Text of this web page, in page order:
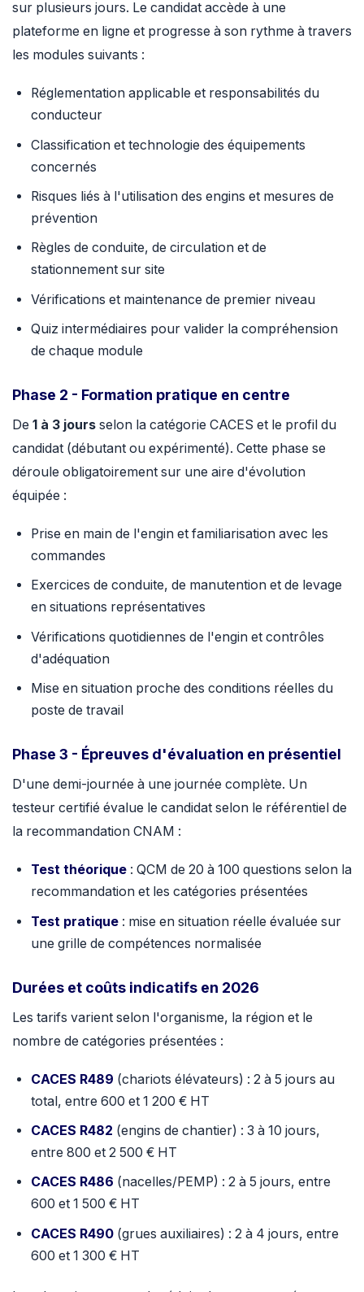
sur plusieurs jours. Le candidat accède à une
plateforme en ligne et progresse à son rythme à travers
les modules suivants :
Réglementation applicable et responsabilités du
conducteur
Classification et technologie des équipements
concernés
Risques liés à l'utilisation des engins et mesures de
prévention
Règles de conduite, de circulation et de
stationnement sur site
Vérifications et maintenance de premier niveau
Quiz intermédiaires pour valider la compréhension
de chaque module
Phase 2 - Formation pratique en centre
De 1 à 3 jours selon la catégorie CACES et le profil du
candidat (débutant ou expérimenté). Cette phase se
déroule obligatoirement sur une aire d'évolution
équipée :
Prise en main de l'engin et familiarisation avec les
commandes
Exercices de conduite, de manutention et de levage
en situations représentatives
Vérifications quotidiennes de l'engin et contrôles
d'adéquation
Mise en situation proche des conditions réelles du
poste de travail
Phase 3 - Épreuves d'évaluation en présentiel
D'une demi-journée à une journée complète. Un
testeur certifié évalue le candidat selon le référentiel de
la recommandation CNAM :
Test théorique: QCM de 20 à 100 questions selon la
recommandation et les catégories présentées
Test pratique: mise en situation réelle évaluée sur
une grille de compétences normalisée
Durées et coûts indicatifs en 2026
Les tarifs varient selon l'organisme, la région et le
nombre de catégories présentées :
CACES R489 (chariots élévateurs) : 2 à 5 jours au
total, entre 600 et 1 200 € HT
CACES R482 (engins de chantier) : 3 à 10 jours,
entre 800 et 2 500 € HT
CACES R486 (nacelles/PEMP) : 2 à 5 jours, entre
600 et 1 500 € HT
CACES R490(grues auxiliaires) : 2 à 4 jours, entre
600 et 1 300 € HT